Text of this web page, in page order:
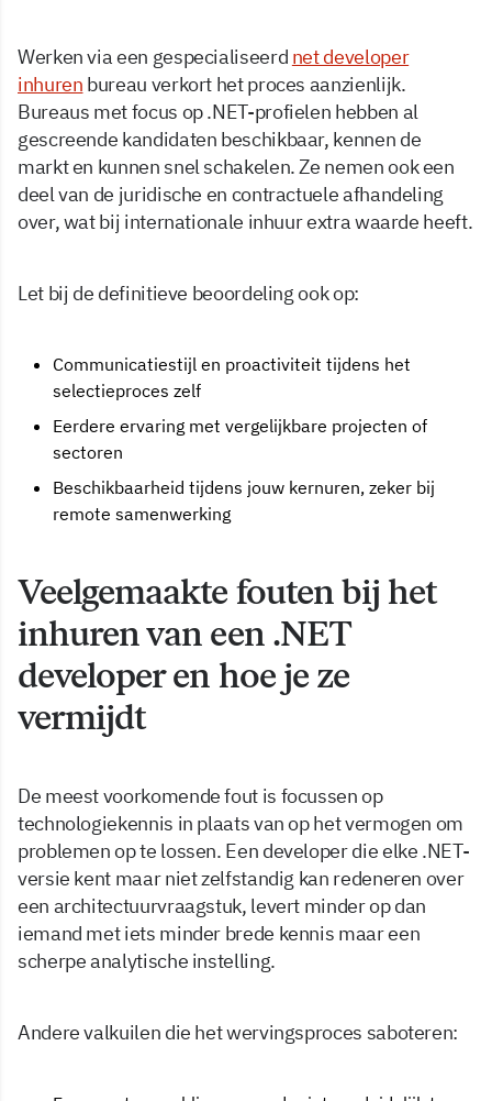
Werken via een gespecialiseerd net developer
inhuren bureau verkort het proces aanzienlijk.
Bureaus met focus op .NET-profielen hebben al
gescreende kandidaten beschikbaar, kennen de
markt en kunnen snel schakelen. Ze nemen ook een
deel van de juridische en contractuele afhandeling
over, wat bij internationale inhuur extra waarde heeft.
Let bij de definitieve beoordeling ook op:
Communicatiestijl en proactiviteit tijdens het
selectieproces zelf
Eerdere ervaring met vergelijkbare projecten of
sectoren
Beschikbaarheid tijdens jouw kernuren, zeker bij
remote samenwerking
Veelgemaakte fouten bij het
inhuren van een .NET
developer en hoe je ze
vermijdt
De meest voorkomende fout is focussen op
technologiekennis in plaats van op het vermogen om
problemen op te lossen. Een developer die elke .NET-
versie kent maar niet zelfstandig kan redeneren over
een architectuurvraagstuk, levert minder op dan
iemand met iets minder brede kennis maar een
scherpe analytische instelling.
Andere valkuilen die het wervingsproces saboteren: